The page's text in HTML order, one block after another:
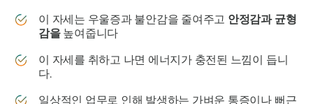
이 자세는 우울증과 불안감을 줄여주고 안정감과 균형
감을높여줍니다
이 자세를 취하고 나면 에너지가 충전된 느낌이 듭니
다.
일상적인 업무로 인해 발생하는 가벼운 통증이나 뻐근